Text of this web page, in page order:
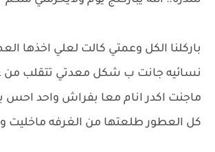
باركلنا الكل وعمتي كالت لعلي اخذها
نسائيه جانت ب شكل معدتي تتقلب من
ماجنت اكدر انام معا بفراش واحد احس
كل العطور طلعتها من الغرفه ماخليت